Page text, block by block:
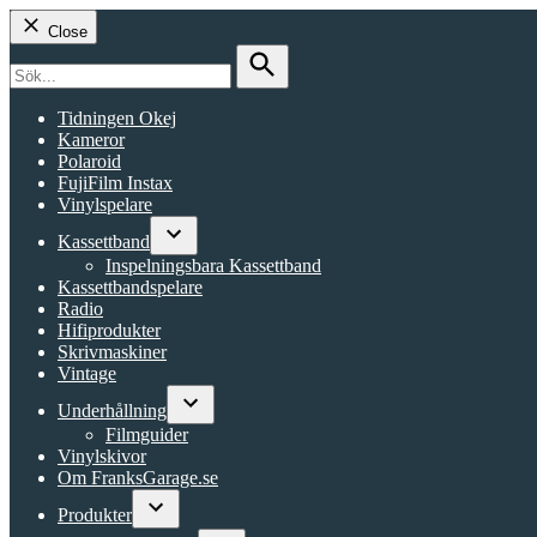
Close
for:
Search
Tidningen Okej
Kameror
Polaroid
FujiFilm Instax
Vinylspelare
Kassettband
Open
dropdown
menu
Inspelningsbara Kassettband
Kassettbandspelare
Radio
Hifiprodukter
Skrivmaskiner
Vintage
Underhållning
Open
Filmguider
Vinylskivor
Om FranksGarage.se
Produkter
Open